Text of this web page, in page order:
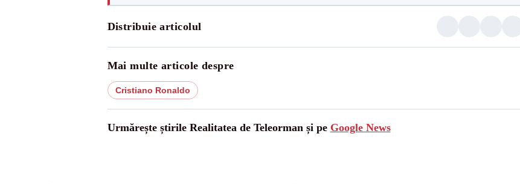
Distribuie articolul
Mai multe articole despre
Cristiano Ronaldo
Urmărește știrile Realitatea de Teleorman și pe Google News